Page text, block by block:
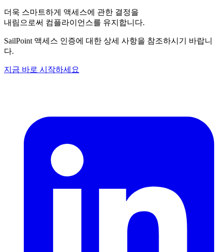
더욱 스마트하게 액세스에 관한 결정을
내림으로써 컴플라이언스를 유지합니다.
SailPoint 액세스 인증에 대한 상세 사항을 참조하시기 바랍니
다.
지금 바로 시작하세요